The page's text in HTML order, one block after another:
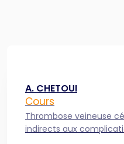
A. CHETOUI
Cours
Thrombose veineuse
indirects aux